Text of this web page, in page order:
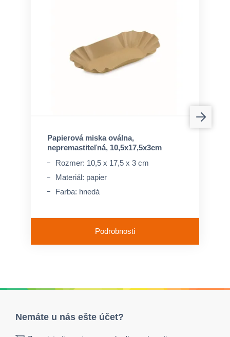
Papierová miska oválna,
nepremastiteľná, 10,5x17,5x3cm
Rozmer: 10,5 x 17,5 x 3 cm
Materiál: papier
Farba: hnedá
Podrobnosti
Nemáte u nás ešte účet?